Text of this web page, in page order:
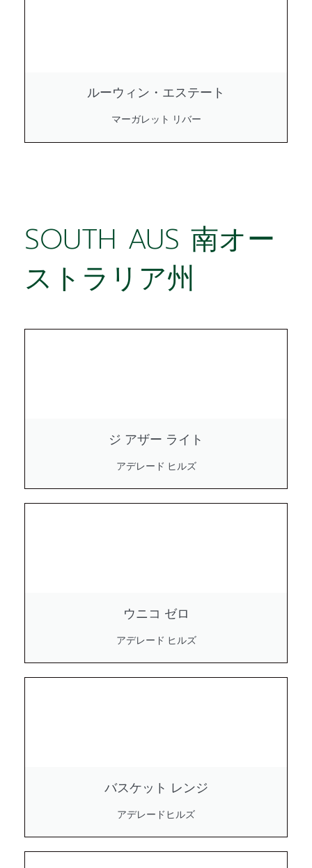
ルーウィン・エステート
マーガレット リバー
SOUTH AUS 南オー
ストラリア州
ジ アザー ライト
アデレード ヒルズ
ウニコ ゼロ
アデレード ヒルズ
バスケット レンジ
アデレードヒルズ